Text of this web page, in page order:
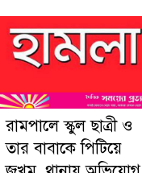
রামপালে স্কুল ছাত্রী ও
তার বাবাকে পিটিয়ে